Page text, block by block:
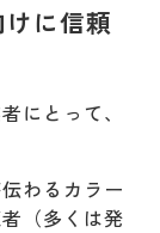
に信頼
にとって、
わるカラー
（多くは発